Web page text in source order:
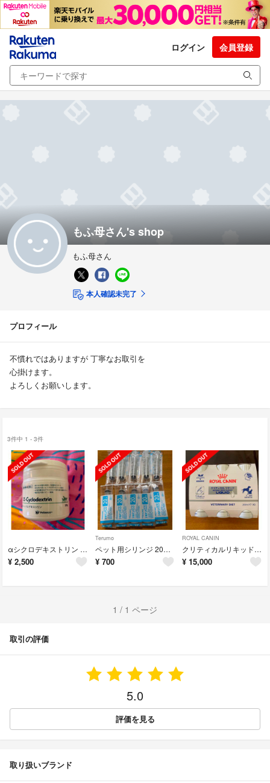
ログイン 会員登録
もふ母さん's shop
もふ母さん
本人確認未完了
プロフィール
不慣れではありますが 丁寧なお取引を
心掛けます。
よろしくお願いします。
3件中 1 - 3件
α‬シクロデキストリン 犬猫用栄養補助食品 2個
¥ 2,500
Terumo
ペット用シリンジ 20ml 10本
¥ 700
ROYAL CANIN
クリティカルリキッド犬猫用200ml×16本
¥ 15,000
1 / 1 ページ
取引の評価
5.0
評価を見る
取り扱いブランド